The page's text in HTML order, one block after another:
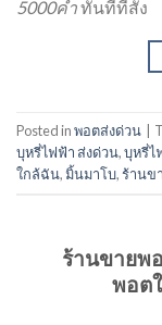
5000คำทันทีที่สั่ง
Posted inพอตส่งด่วน
บุหรี่ไฟฟ้า ส่งด่วน,บุหรี่ไ
ใกล้ฉัน,มิ้นมาโบ,ร้านข
ร้านขายพ
พอต